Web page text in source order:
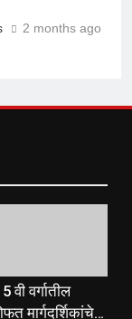
2 months ago
वी वर्गातील
मार्गदर्शिकांचे